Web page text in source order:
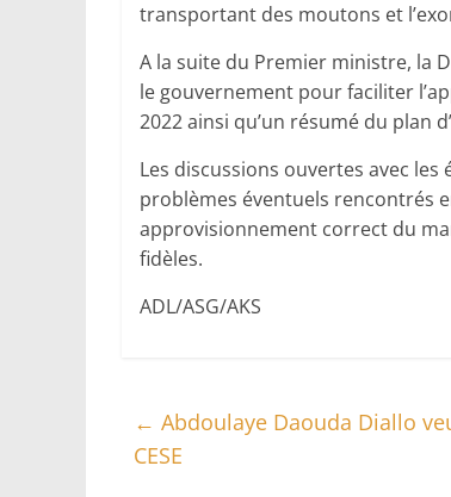
transportant des moutons et
A la suite du Premier ministre, la
le gouvernement pour faciliter
2022 ainsi qu’un résumé du plan
Les discussions ouvertes avec
problèmes éventuels rencontrés
approvisionnement correct du
fidèles.
ADL/ASG/AKS
← Abdoulaye Daouda Diallo
CESE